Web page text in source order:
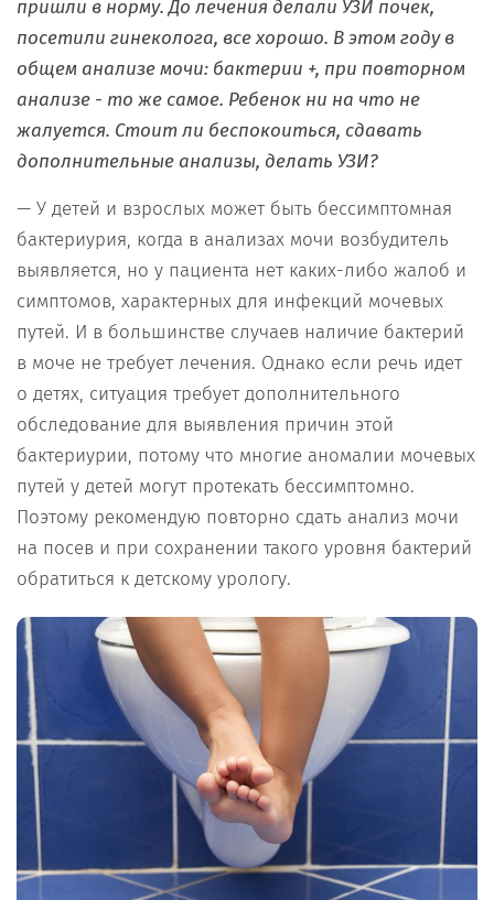
пришли в норму. До лечения делали УЗИ почек,
посетили гинеколога, все хорошо. В этом году в
общем анализе мочи: бактерии +, при повторном
анализе - то же самое. Ребенок ни на что не
жалуется. Стоит ли беспокоиться, сдавать
дополнительные анализы, делать УЗИ?
— У детей и взрослых может быть бессимптомная
бактериурия, когда в анализах мочи возбудитель
выявляется, но у пациента нет каких-либо жалоб и
симптомов, характерных для инфекций мочевых
путей. И в большинстве случаев наличие бактерий
в моче не требует лечения. Однако если речь идет
о детях, ситуация требует дополнительного
обследование для выявления причин этой
бактериурии, потому что многие аномалии мочевых
путей у детей могут протекать бессимптомно.
Поэтому рекомендую повторно сдать анализ мочи
на посев и при сохранении такого уровня бактерий
обратиться к детскому урологу.